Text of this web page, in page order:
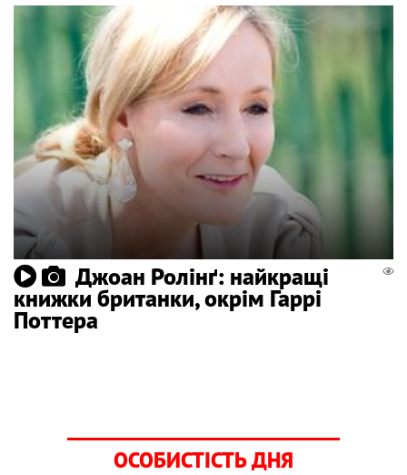
Джоан Ролінґ: найкращі
книжки британки, окрім Гаррі
Поттера
ОСОБИСТІСТЬ ДНЯ